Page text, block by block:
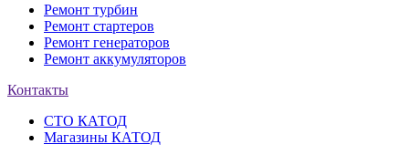
Ремонт турбин
Ремонт стартеров
Ремонт генераторов
Ремонт аккумуляторов
Контакты
СТО КАТОД
Магазины КАТОД